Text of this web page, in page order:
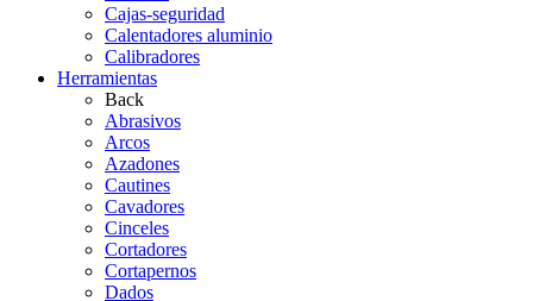
Cajas-seguridad
Calentadores aluminio
Calibradores
Herramientas
Back
Abrasivos
Arcos
Azadones
Cautines
Cavadores
Cinceles
Cortadores
Cortapernos
Dados